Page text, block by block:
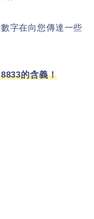
字在向您傳達一些
的含義！